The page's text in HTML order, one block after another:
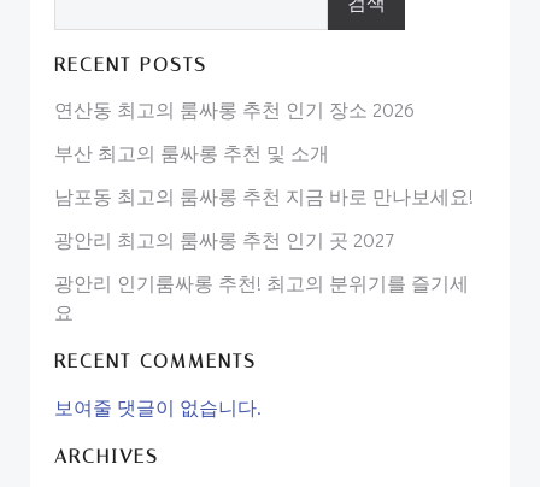
RECENT POSTS
연산동 최고의 룸싸롱 추천 인기 장소 2026
부산 최고의 룸싸롱 추천 및 소개
남포동 최고의 룸싸롱 추천 지금 바로 만나보세요!
광안리 최고의 룸싸롱 추천 인기 곳 2027
광안리 인기룸싸롱 추천! 최고의 분위기를 즐기세
요
RECENT COMMENTS
보여줄 댓글이 없습니다.
ARCHIVES